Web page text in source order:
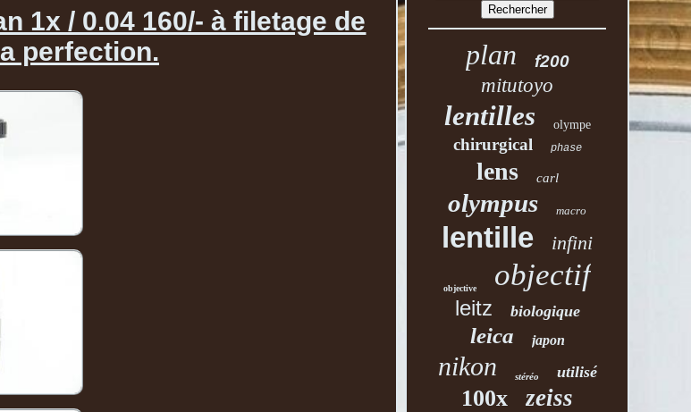
1x / 0.04 160/- à filetage de
perfection.
plan f200
mitutoyo
lentilles olympe
chirurgical phase
lens carl
olympus macro
lentille infini
objective objectif
leitz biologique
leica japon
nikon stéréo utilisé
100x zeiss